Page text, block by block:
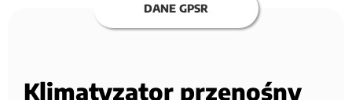
DANE GPSR
Klimatyzator przenośny